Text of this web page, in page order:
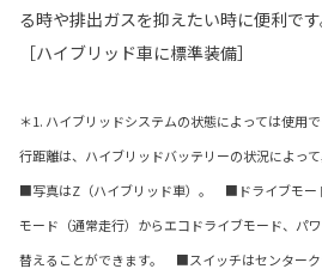
る時や排出ガスを抑えたい時に便利です
［ハイブリッド車に標準装備］
＊1. ハイブリッドシステムの状態によっては使用
行距離は、ハイブリッドバッテリーの状況によって
■写真はZ（ハイブリッド車）。 ■ドライブモー
モード（通常走行）からエコドライブモード、パ
替えることができます。 ■スイッチはセンター